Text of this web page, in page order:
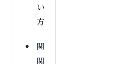
い
方
関
関